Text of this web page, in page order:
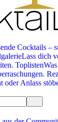
Cocktails –
Lass dich
Toplisten
oder Anlass